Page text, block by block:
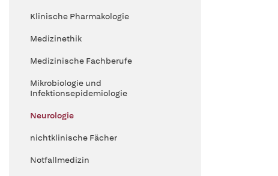
Klinische Pharmakologie
Medizinethik
Medizinische Fachberufe
Mikrobiologie und
Infektionsepidemiologie
Neurologie
nichtklinische Fächer
Notfallmedizin